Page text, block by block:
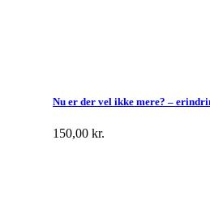
Nu er der vel ikke mere? –
150,00 kr.